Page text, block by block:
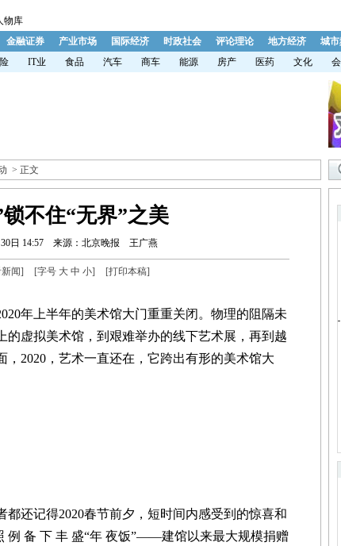
物库
金融证券 产业市场 国际经济 时政社会 评论理论 地方经济 城
IT业 食品 汽车 商车 能源 房产 医药 文化
> 正文
锁不住“无界”之美
日 14:57 来源：北京晚报 王广燕
闻] [字号 大 中 小] [打印本稿]
年上半年的美术馆大门重重关闭。物理的阻隔未
的虚拟美术馆，到艰难举办的线下艺术展，再到越
2020，艺术一直还在，它跨出有形的美术馆大
还记得2020春节前夕，短时间内感受到的惊喜和
例 备 下 丰 盛“年 夜饭”——建馆以来最大规模捐赠